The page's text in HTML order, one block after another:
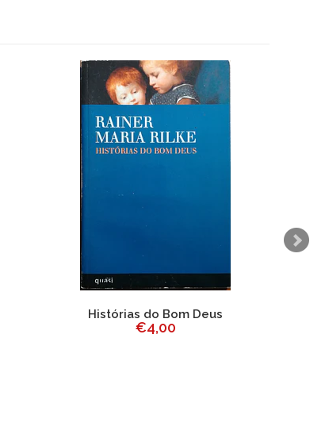
Histórias do Bom Deus
€4,00